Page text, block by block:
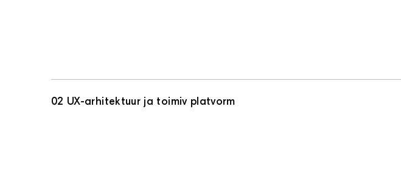
02 UX-arhitektuur ja toimiv platvorm